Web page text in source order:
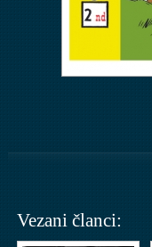
Vezani članci: